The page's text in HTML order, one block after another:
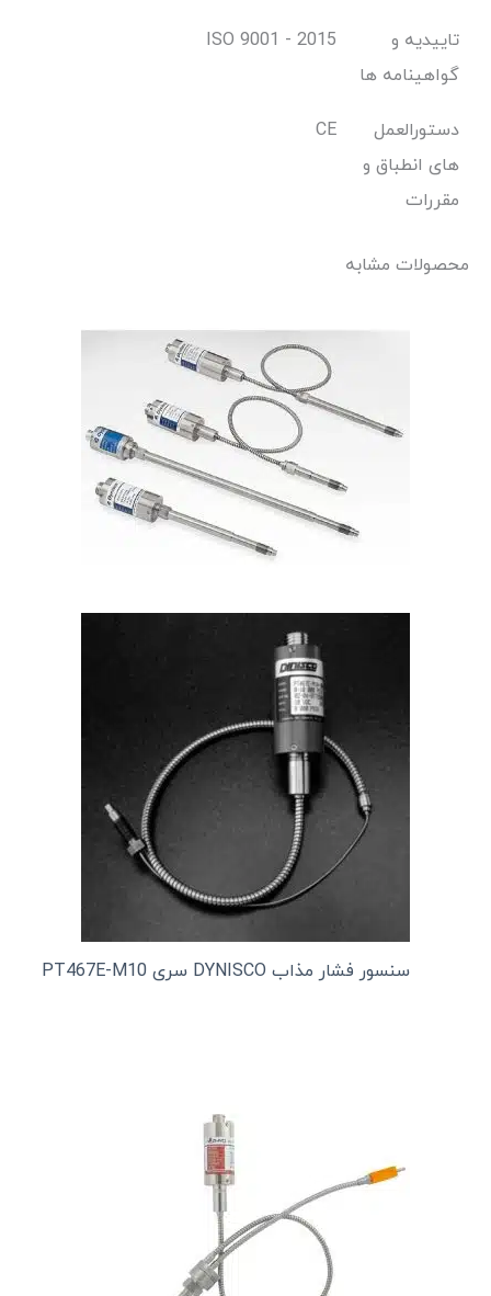
تاییدیه و
گواهینامه ها
ISO 9001 - 2015
دستورالعمل
های انطباق و
مقررات
CE
محصولات مشابه
سنسور فشار مذاب DYNISCO سری PT467E-M10